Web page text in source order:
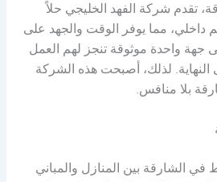
تقدم شركة الفهد الخليجي حلاً
مما يوفر الوقت والجهد على
جهة واحدة موثوقة تنجز لهم العمل
النهاية. لذلك، أصبحت هذه الشركة
بلا منافس.
في الشارقة بين المنازل والمباني